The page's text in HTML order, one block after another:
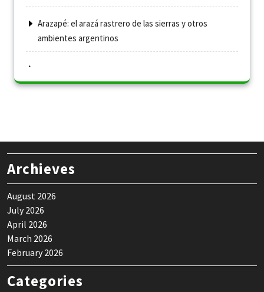
Arazapé: el arazá rastrero de las sierras y otros
ambientes argentinos
Archieves
August 2026
July 2026
April 2026
March 2026
February 2026
Categories